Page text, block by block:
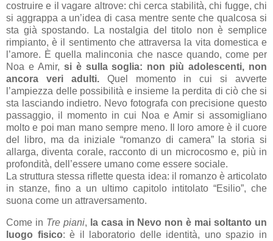
costruire e il vagare altrove: chi cerca stabilità, chi fugge, chi
si aggrappa a un’idea di casa mentre sente che qualcosa si
sta già spostando. La nostalgia del titolo non è semplice
rimpianto, è il sentimento che attraversa la vita domestica e
l’amore. È quella malinconia che nasce quando, come per
Noa e Amir, si è sulla soglia: non più adolescenti, non
ancora veri adulti.Quel momento in cui si avverte
l’ampiezza delle possibilità e insieme la perdita di ciò che si
sta lasciando indietro. Nevo fotografa con precisione questo
passaggio, il momento in cui Noa e Amir si assomigliano
molto e poi man mano sempre meno. Il loro amore è il cuore
del libro, ma da iniziale “romanzo di camera” la storia si
allarga, diventa corale, racconto di un microcosmo e, più in
profondità, dell’essere umano come essere sociale.
La struttura stessa riflette questa idea: il romanzo è articolato
in stanze, fino a un ultimo capitolo intitolato “Esilio”, che
suona come un attraversamento.
Come in Tre piani, la casa in Nevo non è mai soltanto un
luogo fisico: è il laboratorio delle identità, uno spazio in